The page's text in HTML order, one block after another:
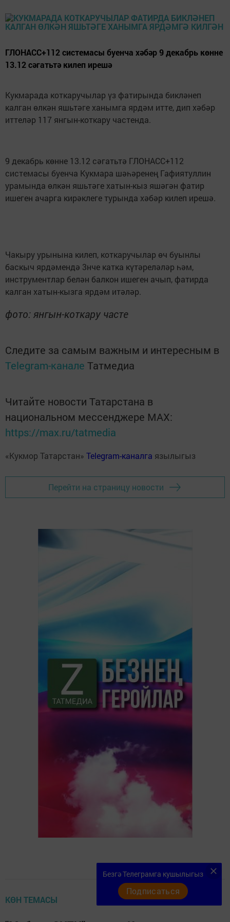
ГЛОНАСС+112 системасы буенча хәбәр 9 декабрь көнне
13.12 сәгатьтә килеп ирешә
Кукмарада коткаручылар үз фатирында бикләнеп
калган өлкән яшьтәге ханымга ярдәм итте, дип хәбәр
иттеләр 117 янгын-коткару частенда.
9 декабрь көнне 13.12 сәгатьтә ГЛОНАСС+112
системасы буенча Кукмара шәһәренең Гафиятуллин
урамында өлкән яшьтәге хатын-кыз яшәгән фатир
ишеген ачарга кирәклеге турында хәбәр килеп ирешә.
Чакыру урынына килеп, коткаручылар өч буынлы
баскыч ярдәмендә 3нче катка күтәреләләр һәм,
инструментлар белән балкон ишеген ачып, фатирда
калган хатын-кызга ярдәм итәләр.
фото: янгын-коткару часте
Следите за самым важным и интересным в
Telegram-канале Татмедиа
Читайте новости Татарстана в
национальном мессенджере MАХ:
https://max.ru/tatmedia
«Кукмор Татарстан» Telegram-каналга язылыгыз
Перейти на страницу новости
КӨН ТЕМАСЫ
Безгә Телеграмга кушылыгыз
Подписаться